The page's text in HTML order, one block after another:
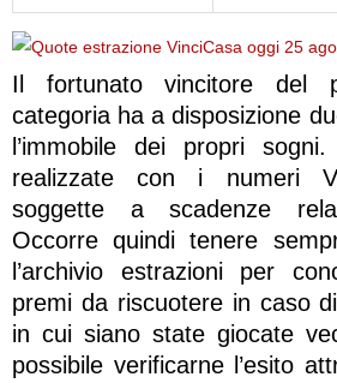
Il fortunato vincitore del
categoria ha a disposizione
l’immobile dei propri
realizzate con i numeri
soggette a scadenze
Occorre quindi tenere
l’archivio estrazioni per
premi da riscuotere in caso
in cui siano state giocate
possibile verificarne l’esito